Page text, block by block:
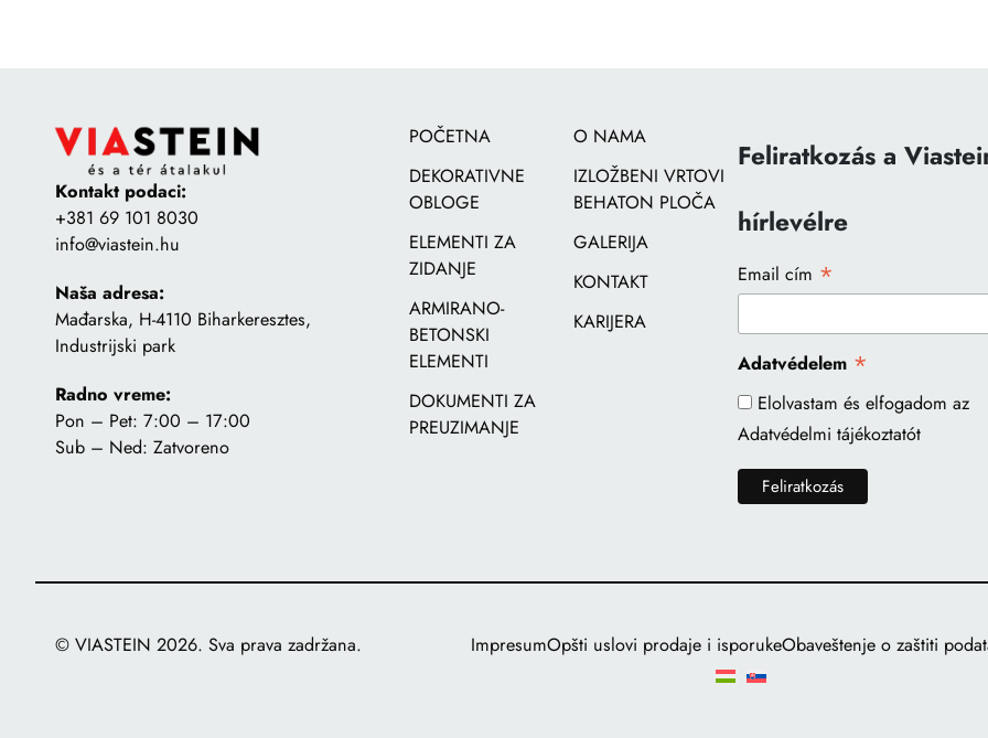
Kontakt podaci:
+381 69 101 8030
info@viastein.hu
Naša adresa:
Mađarska, H-4110 Biharkeresztes,
Industrijski park
Radno vreme:
Pon – Pet: 7:00 – 17:00
Sub – Ned: Zatvoreno
POČETNA
DEKORATIVNE
OBLOGE
ELEMENTI ZA
ZIDANJE
ARMIRANO-
BETONSKI
ELEMENTI
DOKUMENTI ZA
PREUZIMANJE
O NAMA
IZLOŽBENI VRTOVI
BEHATON PLOČA
GALERIJA
KONTAKT
KARIJERA
Feliratkozás a
hírlevélre
Email cím *
Adatvédelem *
Elolvastam és elfogadom az
Adatvédelmi tájékoztatót
© VIASTEIN 2026. Sva prava zadržana. ImpresumOpšti uslovi prodaje i isporukeObaveštenje o zaštiti